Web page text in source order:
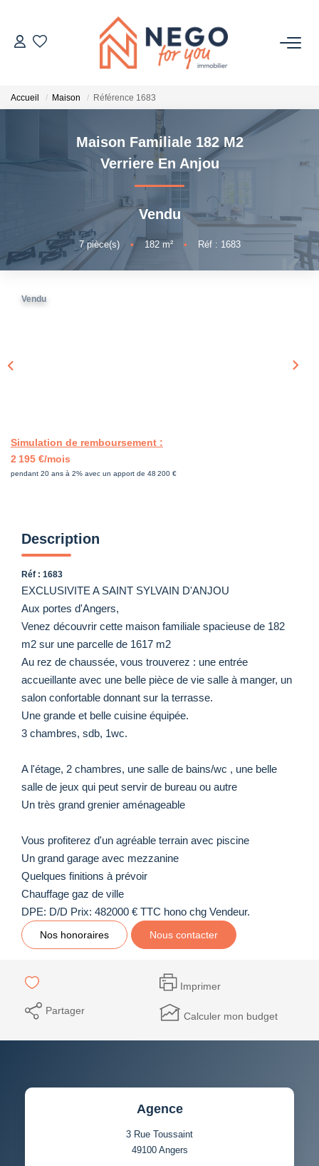
ACHETER
ESTIMER
OFF MARKET
IMMOBILIER PRO
À PROPOS
Accueil Maison Référence 1683
Maison Familiale 182 M2
Verriere En Anjou
Vendu
7pièce(s) • 182m² • Réf : 1683
Vendu
Simulation de remboursement :
2 195 €/mois
pendant 20 ans à 2% avec un apport de 48 200 €
Description
Réf : 1683
EXCLUSIVITE A SAINT SYLVAIN D'ANJOU
Aux portes d'Angers,
Venez découvrir cette maison familiale spacieuse de 182
m2 sur une parcelle de 1617 m2
Au rez de chaussée, vous trouverez : une entrée
accueillante avec une belle pièce de vie salle à manger, un
salon confortable donnant sur la terrasse.
Une grande et belle cuisine équipée.
3 chambres, sdb, 1wc.
A l'étage, 2 chambres, une salle de bains/wc , une belle
salle de jeux qui peut servir de bureau ou autre
Un très grand grenier aménageable
Vous profiterez d'un agréable terrain avec piscine
Un grand garage avec mezzanine
Quelques finitions à prévoir
Chauffage gaz de ville
DPE: D/D Prix: 482000 € TTC hono chg Vendeur.
Nos honoraires Nous contacter
Imprimer
Partager Calculer mon budget
Agence
3 Rue Toussaint
49100 Angers